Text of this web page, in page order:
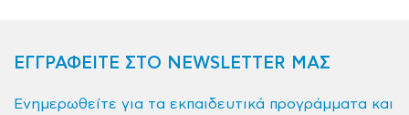
ΕΓΓΡΑΦΕΙΤΕ ΣΤΟ NEWSLETTER ΜΑΣ
Ενημερωθείτε για τα εκπαιδευτικά προγράμματα και